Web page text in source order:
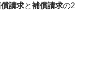
請求と補償請求の2